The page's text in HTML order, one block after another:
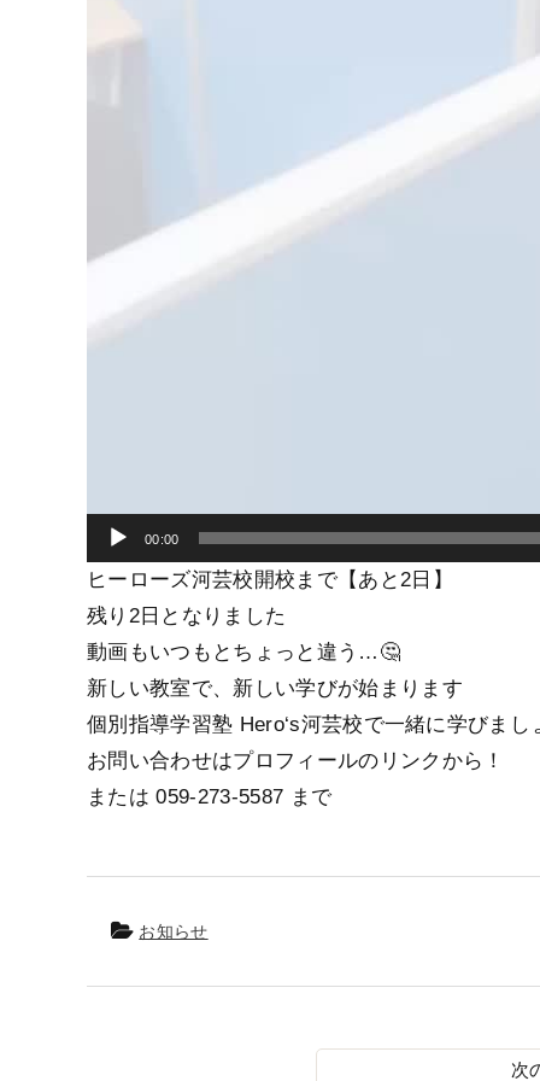
00:00
ヒーローズ河芸校開校まで【あと2日】
残り2日となりました️
動画もいつもとちょっと違う…🤔
新しい教室で、新しい学びが始まります
個別指導学習塾 Hero‘s河芸校で一緒に学びまし
お問い合わせはプロフィールのリンクから！
または 059-273-5587 まで
お知らせ